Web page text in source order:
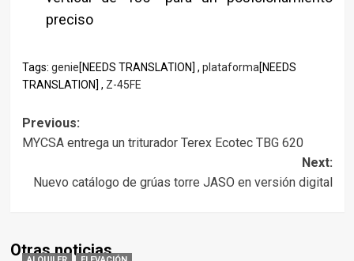
preciso
Tags: genie[NEEDS TRANSLATION] , plataforma[NEEDS
TRANSLATION] , Z-45FE
Post
navigation
Previous:
MYCSA entrega un triturador Terex Ecotec TBG 620
Next:
Nuevo catálogo de grúas torre JASO en versión digital
Otras noticias